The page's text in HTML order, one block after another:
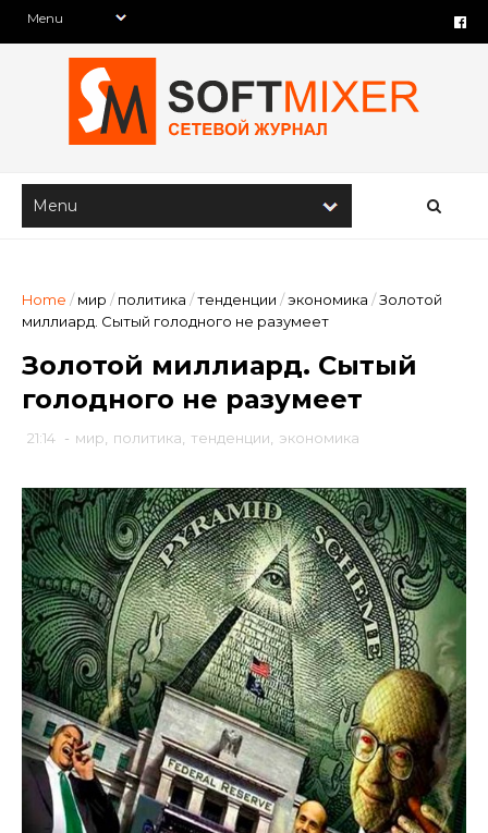
Home / мир / политика /тенденции /экономика /Золотой
миллиард. Сытый голодного не разумеет
Золотой миллиард. Сытый
голодного не разумеет
21:14 - мир политика тенденции экономика